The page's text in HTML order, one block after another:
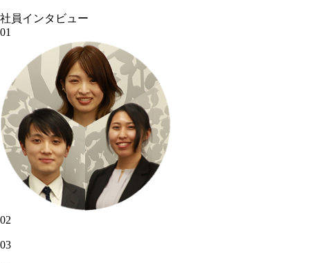
社員インタビュー
01
02
03